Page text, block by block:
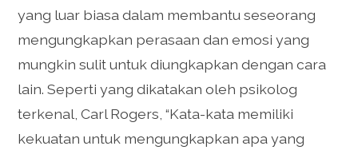
yang luar biasa dalam membantu seseorang
mengungkapkan perasaan dan emosi yang
mungkin sulit untuk diungkapkan dengan cara
lain. Seperti yang dikatakan oleh psikolog
terkenal, Carl Rogers, “Kata-kata memiliki
kekuatan untuk mengungkapkan apa yang